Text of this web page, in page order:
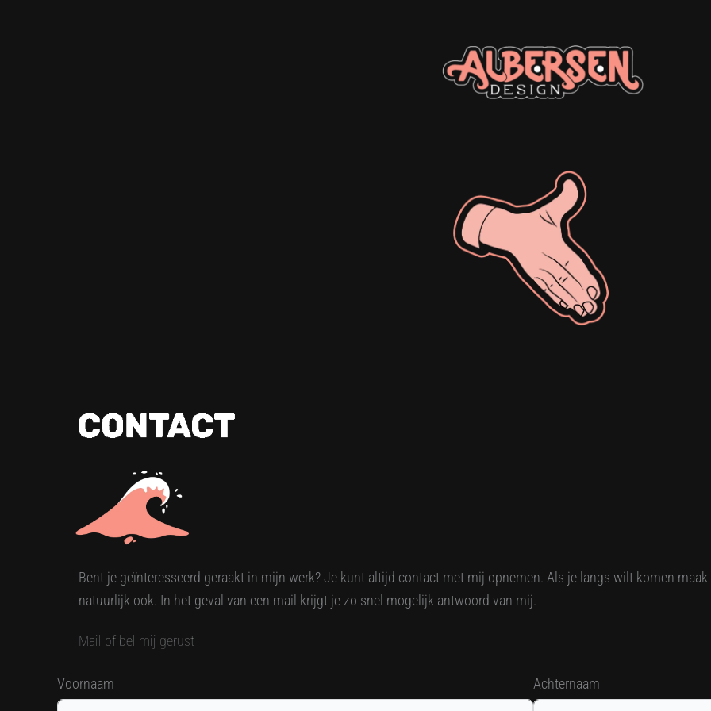
Bent je geïnteresseerd geraakt in mijn werk? Je kunt altijd contact met mij opnemen. Als je langs wilt komen
natuurlijk ook. In het geval van een mail krijgt je zo snel mogelijk antwoord van mij.
Mail of bel mij gerust
Voornaam Achternaam